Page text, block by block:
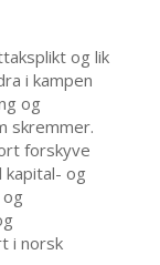
og lik
i kampen
og
skremmer.
forskyve
og
i norsk